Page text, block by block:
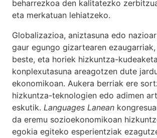
beharrezkoa den kalitatezko
eta merkatuan lehiatzeko.
Globalizazioa, aniztasuna edo
gaur egungo gizartearen
beste, eta horiek hizkuntza-
konplexutasuna areagotzen dute
ekonomikoan. Aukera berriak ere
hizkuntza-teknologien edo adimen
eskutik. Languages Lanean
da eremu sozioekonomikoan
egokia egiteko esperientziak